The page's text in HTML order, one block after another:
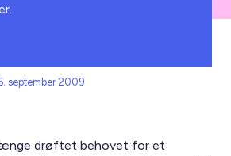
september 2009
drøftet behovet for et